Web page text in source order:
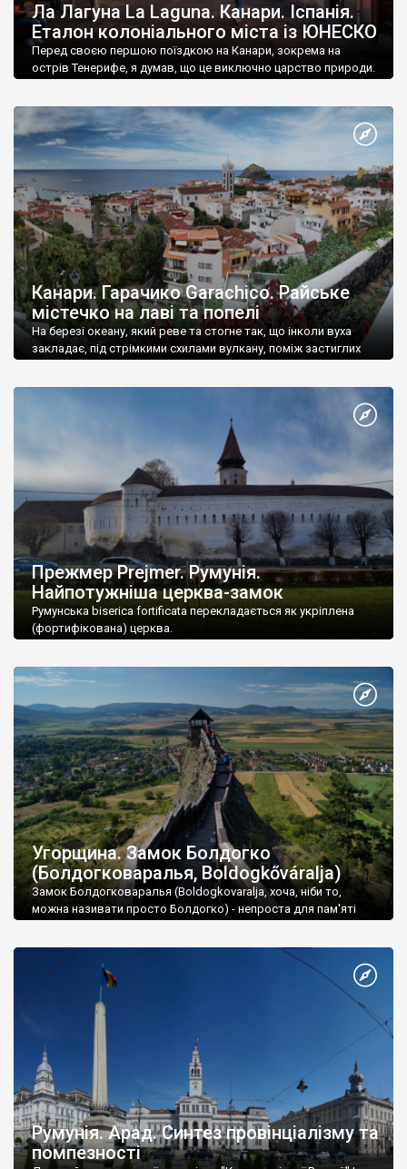
Ла Лагуна La Laguna. Канари. Іспанія.
Еталон колоніального міста із ЮНЕСКО
Перед своєю першою поїздкою на Канари, зокрема на
острів Тенерифе, я думав, що це виключно царство природи.
Канари. Гарачико Garachico. Райське
містечко на лаві та попелі
На березі океану, який реве та стогне так, що інколи вуха
закладає, під стрімкими схилами вулкану, поміж застиглих
Прежмер Prejmer. Румунія.
Найпотужніша церква-замок
Румунська biserica fortificata перекладається як укріплена
(фортифікована) церква.
Угорщина. Замок Болдогко
(Болдогковаралья, Boldogkőváralja)
Замок Болдогковаралья (Boldogkovaralja, хоча, ніби то,
можна називати просто Болдогко) - непроста для пам'яті
Румунія. Арад. Синтез провінціалізму та
помпезності